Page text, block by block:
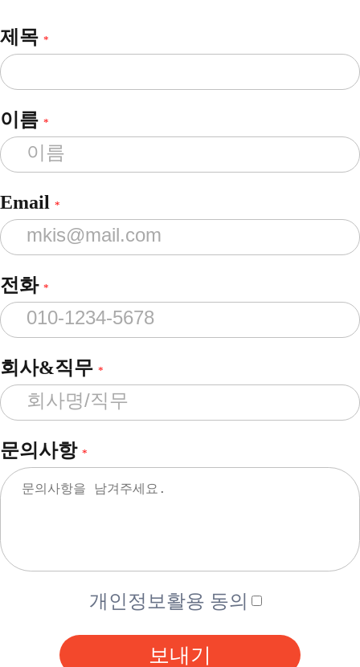
제목 *
이름 *
Email *
전화 *
회사&직무 *
문의사항 *
개인정보활용 동의
보내기